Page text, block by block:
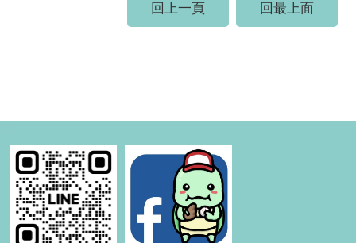
回上一頁 回最上面
:::